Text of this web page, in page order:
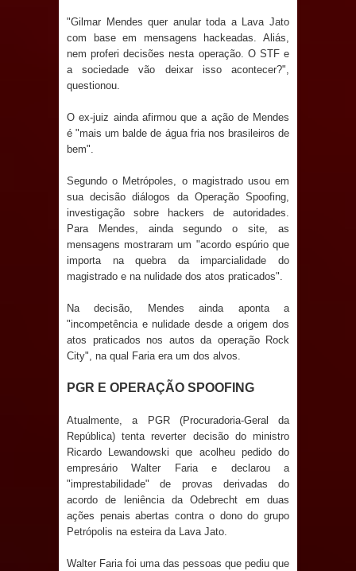
conscientização sobre saúde bucal
Caldas Brandão: gestão municipal
antecipa pagamento do mês de julho
e aquece economia para Festa de
Saúde Bucal: Mais de 470 próteses
dentárias já foram entregues pela
Prefeitura de Sapé em 2026
Santana 2026 será neste sábado (25)
e deve atrair grande público
Nota de pesar: Câmara de Marí
lamenta a morte da ex-vereadora
Neta do Sindicato
Prefeito Major Sidnei busca em
Brasília recursos para nova Casa de
"Gilmar Mendes quer anular toda a Lava Jato
com base em mensagens hackeadas. Aliás,
nem proferi decisões nesta operação. O STF e
a sociedade vão deixar isso acontecer?",
questionou.
O ex-juiz ainda afirmou que a ação de Mendes
é "mais um balde de água fria nos brasileiros de
bem".
Segundo o Metrópoles, o magistrado usou em
sua decisão diálogos da Operação Spoofing,
investigação sobre hackers de autoridades.
Para Mendes, ainda segundo o site, as
mensagens mostraram um "acordo espúrio que
importa na quebra da imparcialidade do
magistrado e na nulidade dos atos praticados".
Na decisão, Mendes ainda aponta a
"incompetência e nulidade desde a origem dos
atos praticados nos autos da operação Rock
City", na qual Faria era um dos alvos.
PGR E OPERAÇÃO SPOOFING
Atualmente, a PGR (Procuradoria-Geral da
República) tenta reverter decisão do ministro
Ricardo Lewandowski que acolheu pedido do
empresário Walter Faria e declarou a
"imprestabilidade" de provas derivadas do
acordo de leniência da Odebrecht em duas
ações penais abertas contra o dono do grupo
Petrópolis na esteira da Lava Jato.
Walter Faria foi uma das pessoas que pediu que